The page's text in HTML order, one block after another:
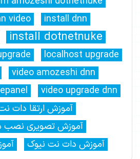
install dnn
video
install dotnetnuke
localhost upgrade
video amozeshi dnn
video upgrade dnn
آموزش ارتقا دات
آموزش تصویری نصب
آموزش دات نت نیوک